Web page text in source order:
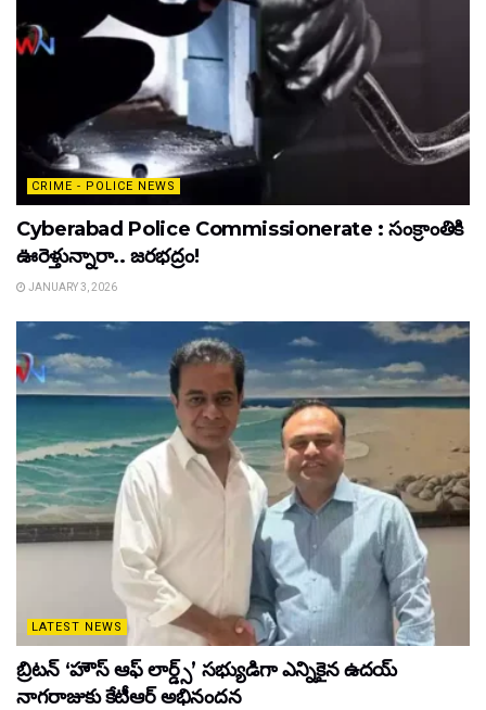
CRIME - POLICE NEWS
Cyberabad Police Commissionerate : సంక్రాంతికి
ఊరెళ్తున్నారా.. జరభద్రం!
JANUARY 3, 2026
LATEST NEWS
బ్రిటన్ ‘హౌస్ ఆఫ్ లార్డ్స్’ సభ్యుడిగా ఎన్నికైన ఉదయ్
నాగరాజుకు కేటీఆర్ అభినందన